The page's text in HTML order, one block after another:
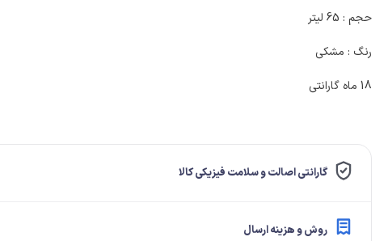
حجم : 65 لیتر
رنگ : مشکی
18 ماه گارانتی
گارانتی اصالت و سلامت فیزیکی کالا
روش و هزینه ارسال